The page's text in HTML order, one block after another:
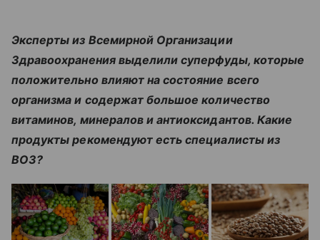
Эксперты из Всемирной Организации
Здравоохранения выделили суперфуды, которые
положительно влияют на состояние всего
организма и содержат большое количество
витаминов, минералов и антиоксидантов. Какие
продукты рекомендуют есть специалисты из
ВОЗ?